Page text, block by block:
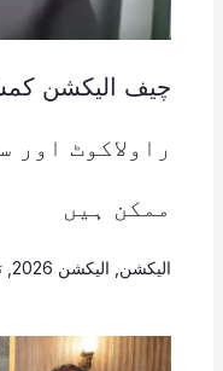
راولاکوٹ
ممکن ہیں
الیکشن الیکشن 2026 ,